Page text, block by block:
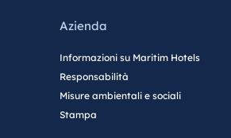
Azienda
Informazioni su Maritim Hotels
Responsabilità
Misure ambientali e sociali
Stampa